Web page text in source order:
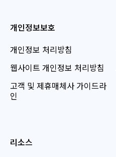
개인정보보호
개인정보 처리방침
웹사이트 개인정보 처리방침
고객 및 제휴매체사 가이드라
인
리소스